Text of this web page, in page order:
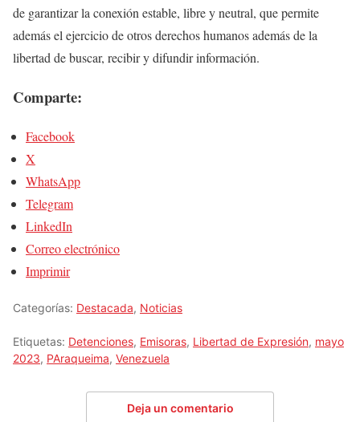
de garantizar la conexión estable, libre y neutral, que permite
además el ejercicio de otros derechos humanos además de la
libertad de buscar, recibir y difundir información.
Comparte:
Facebook
X
WhatsApp
Telegram
LinkedIn
Correo electrónico
Imprimir
Categorías: Destacada, Noticias
Etiquetas: Detenciones, Emisoras, Libertad de Expresión, mayo
2023, PAraqueima, Venezuela
Deja un comentario